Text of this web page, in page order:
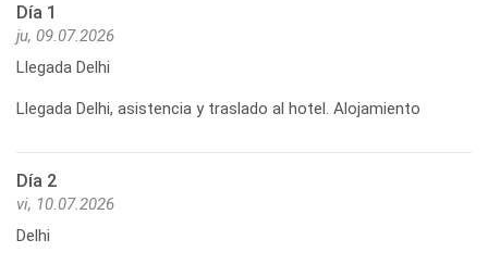
Día 1
ju, 09.07.2026
Llegada Delhi
Llegada Delhi, asistencia y traslado al hotel. Alojamiento
Día 2
vi, 10.07.2026
Delhi